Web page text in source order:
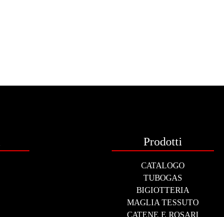
Prodotti
CATALOGO
TUBOGAS
BIGIOTTERIA
MAGLIA TESSUTO
CATENE E ROSARI